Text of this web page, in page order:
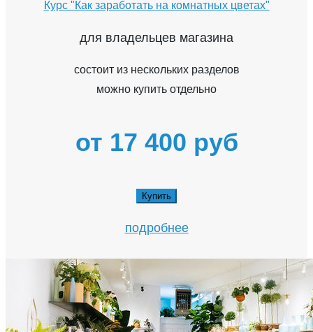
Курс "Как заработать на комнатных цветах"
для владельцев магазина
состоит из нескольких разделов
можно купить отдельно
от 17 400 руб
Купить
подробнее